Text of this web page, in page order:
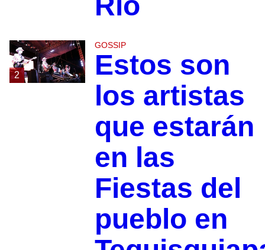
2
GOSSIP
Estos son
los artistas
que estarán
en las
Fiestas del
pueblo en